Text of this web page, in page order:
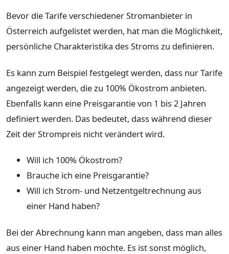
Bevor die Tarife verschiedener Stromanbieter in
Österreich aufgelistet werden, hat man die Möglichkeit,
persönliche Charakteristika des Stroms zu definieren.
Es kann zum Beispiel festgelegt werden, dass nur Tarife
angezeigt werden, die zu 100% Ökostrom anbieten.
Ebenfalls kann eine Preisgarantie von 1 bis 2 Jahren
definiert werden. Das bedeutet, dass während dieser
Zeit der Strompreis nicht verändert wird.
Will ich 100% Ökostrom?
Brauche ich eine Preisgarantie?
Will ich Strom- und Netzentgeltrechnung aus
einer Hand haben?
Bei der Abrechnung kann man angeben, dass man alles
aus einer Hand haben möchte. Es ist sonst möglich,